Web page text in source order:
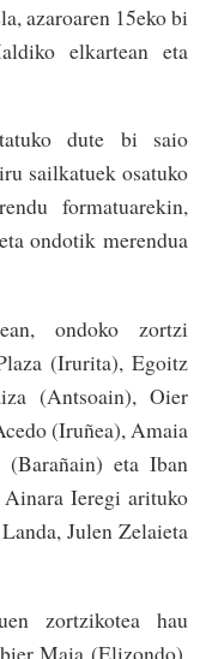
azaroaren 15eko bi
elkartean eta
dute bi saio
sailkatuek osatuko
formatuarekin,
ondotik merendua
ondoko zortzi
(Irurita), Egoitz
(Antsoain), Oier
(Iruñea), Amaia
(Barañain) eta Iban
Ieregi arituko
Julen Zelaieta
zortzikotea hau
Maia (Elizondo),